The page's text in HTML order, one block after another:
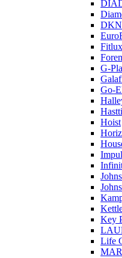
DKN
Fitlux
G-
Go-
Hoist
Key
Life